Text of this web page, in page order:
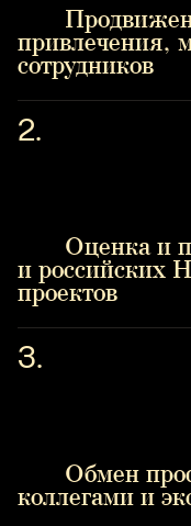
привлечения,
сотрудников
Оценка и
и российских
проектов
Обмен
коллегами и